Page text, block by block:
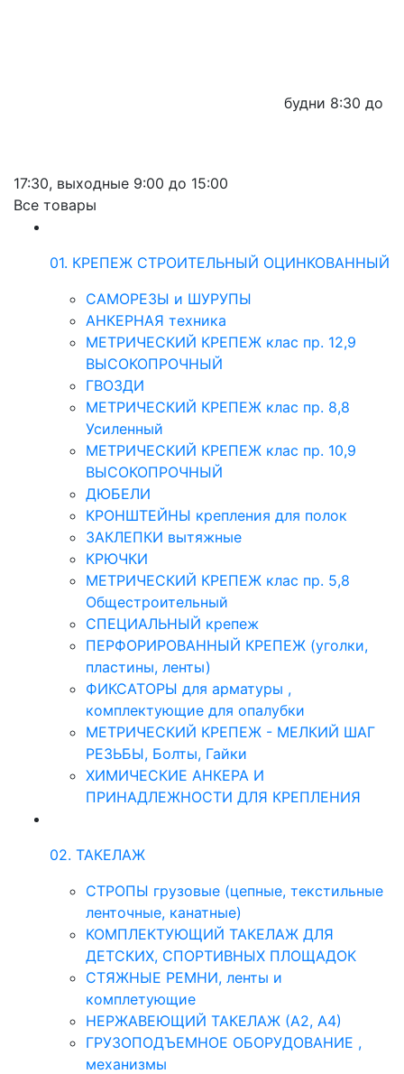
будни 8:30 до
17:30, выходные 9:00 до 15:00
Все товары
01. КРЕПЕЖ СТРОИТЕЛЬНЫЙ ОЦИНКОВАННЫЙ
САМОРЕЗЫ и ШУРУПЫ
АНКЕРНАЯ техника
МЕТРИЧЕСКИЙ КРЕПЕЖ клас пр. 12,9
ВЫСОКОПРОЧНЫЙ
ГВОЗДИ
МЕТРИЧЕСКИЙ КРЕПЕЖ клас пр. 8,8
Усиленный
МЕТРИЧЕСКИЙ КРЕПЕЖ клас пр. 10,9
ВЫСОКОПРОЧНЫЙ
ДЮБЕЛИ
КРОНШТЕЙНЫ крепления для полок
ЗАКЛЕПКИ вытяжные
КРЮЧКИ
МЕТРИЧЕСКИЙ КРЕПЕЖ клас пр. 5,8
Общестроительный
СПЕЦИАЛЬНЫЙ крепеж
ПЕРФОРИРОВАННЫЙ КРЕПЕЖ (уголки,
пластины, ленты)
ФИКСАТОРЫ для арматуры ,
комплектующие для опалубки
МЕТРИЧЕСКИЙ КРЕПЕЖ - МЕЛКИЙ ШАГ
РЕЗЬБЫ, Болты, Гайки
ХИМИЧЕСКИЕ АНКЕРА И
ПРИНАДЛЕЖНОСТИ ДЛЯ КРЕПЛЕНИЯ
02. ТАКЕЛАЖ
СТРОПЫ грузовые (цепные, текстильные
ленточные, канатные)
КОМПЛЕКТУЮЩИЙ ТАКЕЛАЖ ДЛЯ
ДЕТСКИХ, СПОРТИВНЫХ ПЛОЩАДОК
СТЯЖНЫЕ РЕМНИ, ленты и
комплетующие
НЕРЖАВЕЮЩИЙ ТАКЕЛАЖ (А2, А4)
ГРУЗОПОДЪЕМНОЕ ОБОРУДОВАНИЕ ,
механизмы